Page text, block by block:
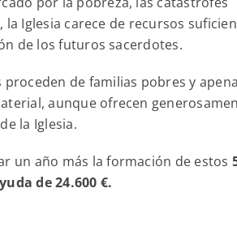
Iglesia carece de recursos
de los futuros sacerdotes.
de familias pobres y
aunque ofrecen
la Iglesia.
un año más la formación de estos
de 24.600 €.